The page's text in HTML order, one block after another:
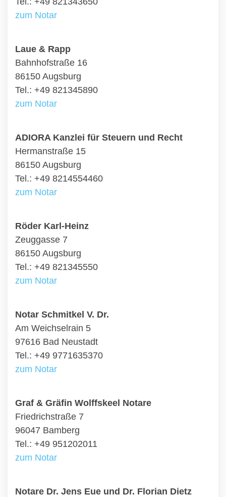
zum Notar
Laue & Rapp
Bahnhofstraße 16
86150 Augsburg
Tel.: +49 821345890
zum Notar
ADIORA Kanzlei für Steuern und Recht
Hermanstraße 15
86150 Augsburg
Tel.: +49 8214554460
zum Notar
Röder Karl-Heinz
Zeuggasse 7
86150 Augsburg
Tel.: +49 821345550
zum Notar
Notar Schmitkel V. Dr.
Am Weichselrain 5
97616 Bad Neustadt
Tel.: +49 9771635370
zum Notar
Graf & Gräfin Wolffskeel Notare
Friedrichstraße 7
96047 Bamberg
Tel.: +49 951202011
zum Notar
Notare Dr. Jens Eue und Dr. Florian Dietz